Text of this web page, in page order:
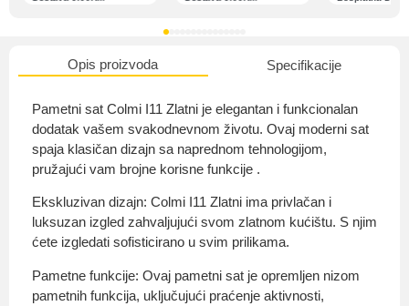
Opis proizvoda Specifikacije
Pametni sat Colmi I11 Zlatni je elegantan i funkcionalan
dodatak vašem svakodnevnom životu. Ovaj moderni sat
spaja klasičan dizajn sa naprednom tehnologijom,
pružajući vam brojne korisne funkcije .
Ekskluzivan dizajn: Colmi I11 Zlatni ima privlačan i
luksuzan izgled zahvaljujući svom zlatnom kućištu. S njim
ćete izgledati sofisticirano u svim prilikama.
Pametne funkcije: Ovaj pametni sat je opremljen nizom
pametnih funkcija, uključujući praćenje aktivnosti,
O nama
Privatnost kupca
Uvjeti i odredbe